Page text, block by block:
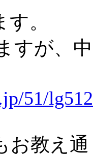
。
すが、
51/
お教え